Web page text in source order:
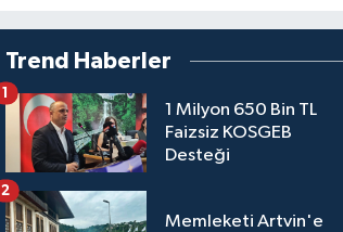
Trend Haberler
1 Milyon 650 Bin TL
Faizsiz KOSGEB
Desteği
1
Memleketi Artvin'e
2